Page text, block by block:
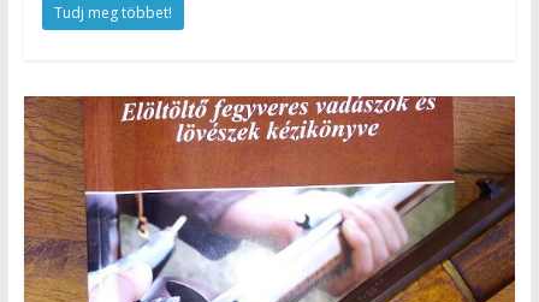
Tudj meg többet!